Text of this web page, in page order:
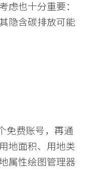
虑也十分重要：
隐含碳排放可能
免费账号，再通
地面积、用地类
属性绘图管理器